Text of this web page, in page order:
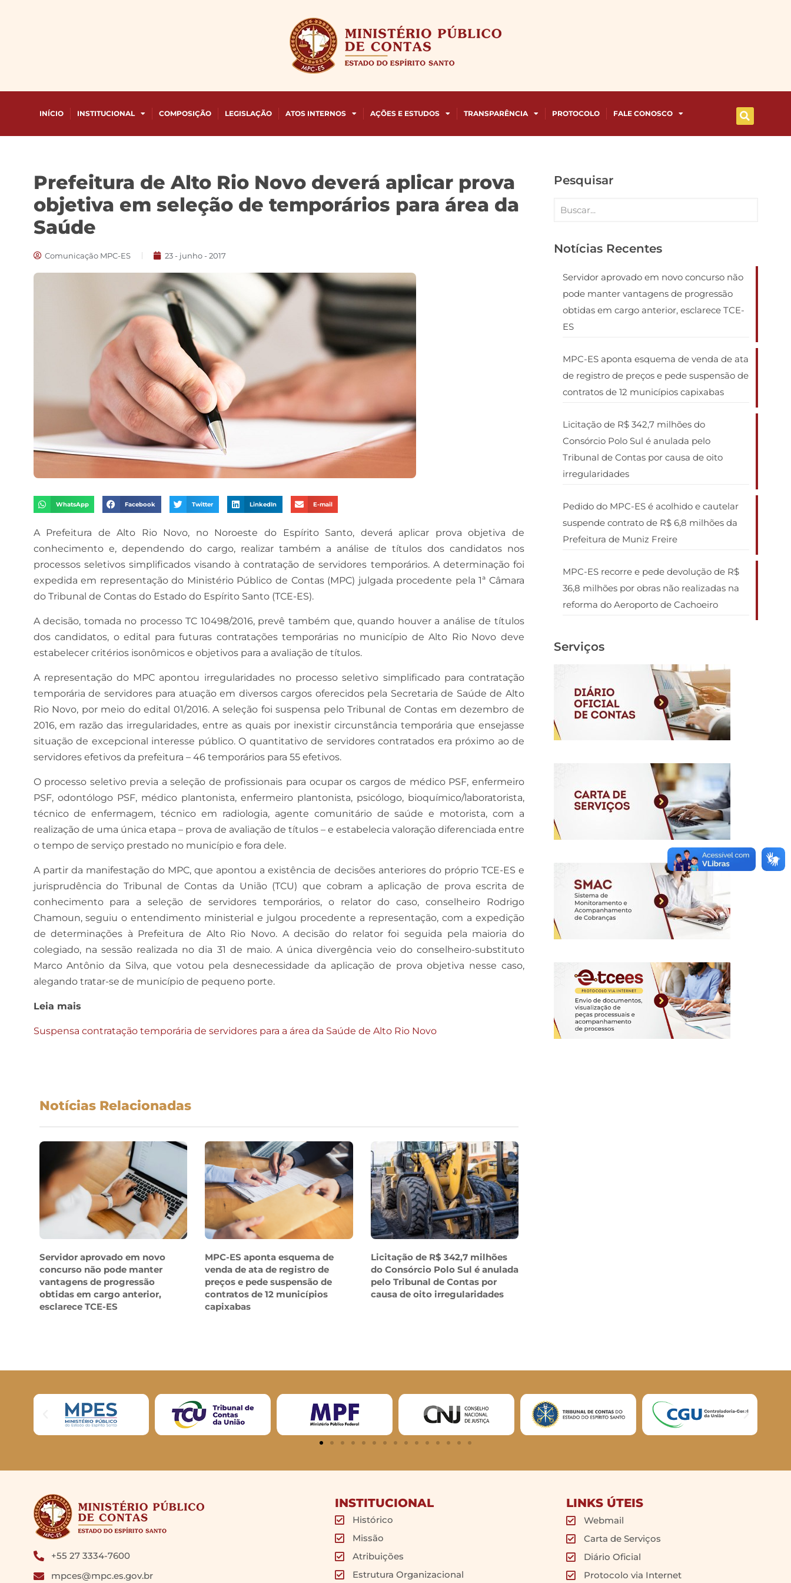
INÍCIO INSTITUCIONAL COMPOSIÇÃO LEGISLAÇÃO ATOS INTERNOS AÇÕES E ESTUDOS TRANSPARÊNCIA PROTOCOLO FALE CONOSCO
Prefeitura de Alto Rio Novo deverá aplicar prova
objetiva em seleção de temporários para área da
Saúde
Comunicação MPC-ES 23 - junho - 2017
WhatsApp Facebook Twitter LinkedIn E-mail
A Prefeitura de Alto Rio Novo, no Noroeste do Espírito Santo, deverá aplicar prova objetiva de
conhecimento e, dependendo do cargo, realizar também a análise de títulos dos candidatos nos
processos seletivos simplificados visando à contratação de servidores temporários. A determinação foi
expedida em representação do Ministério Público de Contas (MPC) julgada procedente pela 1ª Câmara
do Tribunal de Contas do Estado do Espírito Santo (TCE-ES).
A decisão, tomada no processo TC 10498/2016, prevê também que, quando houver a análise de títulos
dos candidatos, o edital para futuras contratações temporárias no município de Alto Rio Novo deve
estabelecer critérios isonômicos e objetivos para a avaliação de títulos.
A representação do MPC apontou irregularidades no processo seletivo simplificado para contratação
temporária de servidores para atuação em diversos cargos oferecidos pela Secretaria de Saúde de Alto
Rio Novo, por meio do edital 01/2016. A seleção foi suspensa pelo Tribunal de Contas em dezembro de
2016, em razão das irregularidades, entre as quais por inexistir circunstância temporária que ensejasse
situação de excepcional interesse público. O quantitativo de servidores contratados era próximo ao de
servidores efetivos da prefeitura – 46 temporários para 55 efetivos.
O processo seletivo previa a seleção de profissionais para ocupar os cargos de médico PSF, enfermeiro
PSF, odontólogo PSF, médico plantonista, enfermeiro plantonista, psicólogo, bioquímico/laboratorista,
técnico de enfermagem, técnico em radiologia, agente comunitário de saúde e motorista, com a
realização de uma única etapa – prova de avaliação de títulos – e estabelecia valoração diferenciada entre
o tempo de serviço prestado no município e fora dele.
A partir da manifestação do MPC, que apontou a existência de decisões anteriores do próprio TCE-ES e
jurisprudência do Tribunal de Contas da União (TCU) que cobram a aplicação de prova escrita de
conhecimento para a seleção de servidores temporários, o relator do caso, conselheiro Rodrigo
Chamoun, seguiu o entendimento ministerial e julgou procedente a representação, com a expedição
de determinações à Prefeitura de Alto Rio Novo. A decisão do relator foi seguida pela maioria do
colegiado, na sessão realizada no dia 31 de maio. A única divergência veio do conselheiro-substituto
Marco Antônio da Silva, que votou pela desnecessidade da aplicação de prova objetiva nesse caso,
alegando tratar-se de município de pequeno porte.
Leia mais
Suspensa contratação temporária de servidores para a área da Saúde de Alto Rio Novo
Notícias Relacionadas
Servidor aprovado em novo
concurso não pode manter
vantagens de progressão
obtidas em cargo anterior,
esclarece TCE-ES
MPC-ES aponta esquema de
venda de ata de registro de
preços e pede suspensão de
contratos de 12 municípios
capixabas
Licitação de R$ 342,7 milhões
do Consórcio Polo Sul é anulada
pelo Tribunal de Contas por
causa de oito irregularidades
Pesquisar
Notícias Recentes
Servidor aprovado em novo concurso não
pode manter vantagens de progressão
obtidas em cargo anterior, esclarece TCE-
ES
MPC-ES aponta esquema de venda de ata
de registro de preços e pede suspensão de
contratos de 12 municípios capixabas
Licitação de R$ 342,7 milhões do
Consórcio Polo Sul é anulada pelo
Tribunal de Contas por causa de oito
irregularidades
Pedido do MPC-ES é acolhido e cautelar
suspende contrato de R$ 6,8 milhões da
Prefeitura de Muniz Freire
MPC-ES recorre e pede devolução de R$
36,8 milhões por obras não realizadas na
reforma do Aeroporto de Cachoeiro
Serviços
+55 27 3334-7600
mpces@mpc.es.gov.br
INSTITUCIONAL
Histórico
Missão
Atribuições
Estrutura Organizacional
LINKS ÚTEIS
Webmail
Carta de Serviços
Diário Oficial
Protocolo via Internet